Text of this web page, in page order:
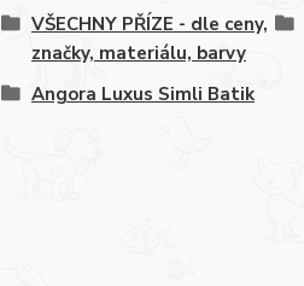
VŠECHNY PŘÍZE - dle ceny,
značky, materiálu, barvy
Angora Luxus Simli Batik